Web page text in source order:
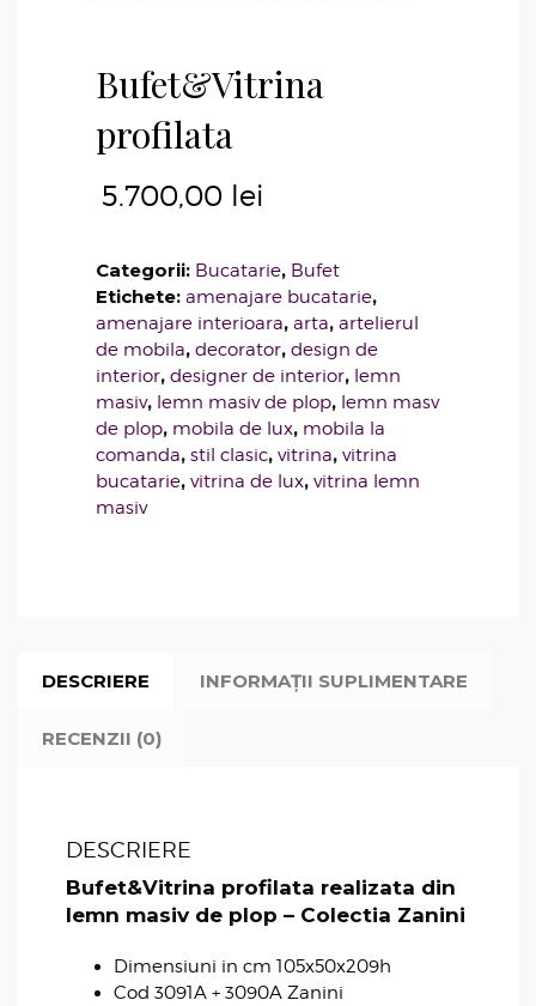
Bufet&Vitrina
profilata
5.700,00 lei
Categorii: Bucatarie, Bufet
Etichete: amenajare bucatarie,
amenajare interioara, arta, artelierul
de mobila, decorator, design de
interior, designer de interior, lemn
masiv, lemn masiv de plop, lemn masv
de plop, mobila de lux, mobila la
comanda, stil clasic, vitrina, vitrina
bucatarie, vitrina de lux, vitrina lemn
masiv
DESCRIERE INFORMAȚII SUPLIMENTARE
RECENZII (0)
DESCRIERE
Bufet&Vitrina profilata realizata din
lemn masiv de plop – Colectia Zanini
Dimensiuni in cm 105x50x209h
Cod 3091A + 3090A Zanini